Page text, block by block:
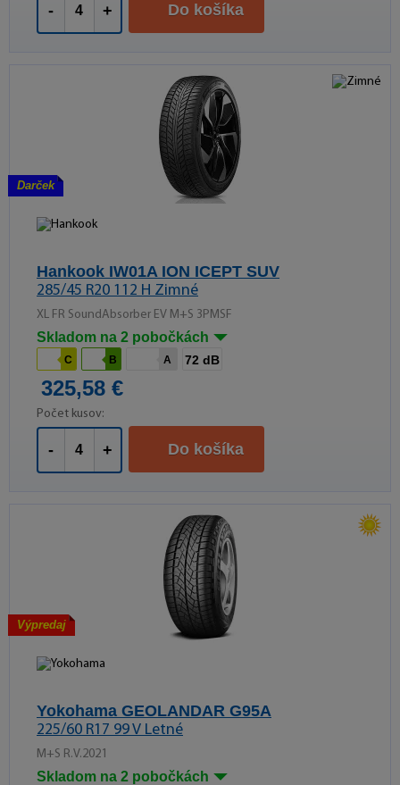
- + Do košíka
Darček
Hankook IW01A ION ICEPT SUV
285/45 R20 112 H Zimné
XL FR SoundAbsorber EV M+S 3PMSF
Skladom na 2 pobočkách
C B A 72 dB
325,58 €
Počet kusov:
- + Do košíka
Výpredaj
Yokohama GEOLANDAR G95A
225/60 R17 99 V Letné
M+S R.V.2021
Skladom na 2 pobočkách